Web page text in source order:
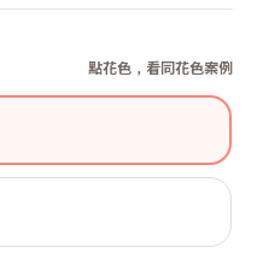
點花色，看同花色案例